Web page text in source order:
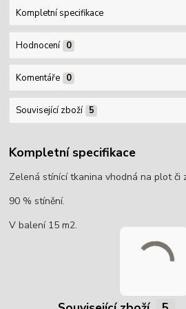
Kompletní specifikace
Hodnocení 0
Komentáře 0
Související zboží 5
Kompletní specifikace
Zelená stínící tkanina vhodná na plot či
90 % stínění.
V balení 15 m2.